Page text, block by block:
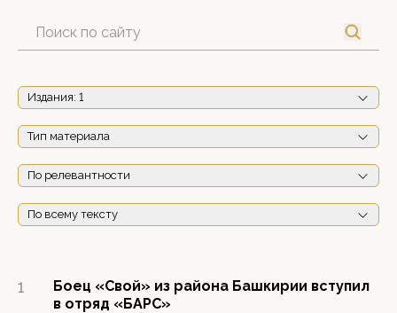
Издания: 1
Тип материала
По релевантности
По всему тексту
1
Боец «Свой» из района Башкирии вступил
в отряд «БАРС»